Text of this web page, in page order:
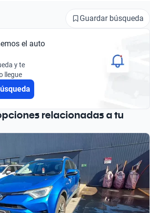
Guardar búsqueda
el auto
y te
llegue
relacionadas a tu